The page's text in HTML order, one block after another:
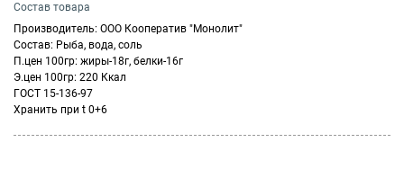
Состав товара
Производитель: ООО Кооператив "Монолит"
Состав: Рыба, вода, соль
П.цен 100гр: жиры-18г, белки-16г
Э.цен 100гр: 220 Ккал
ГОСТ 15-136-97
Хранить при t 0+6